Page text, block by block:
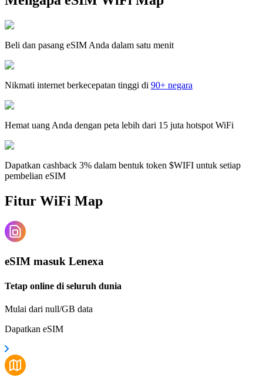
Beli dan pasang eSIM Anda dalam satu menit
Nikmati internet berkecepatan tinggi di 90+ negara
Hemat uang Anda dengan peta lebih dari 15 juta hotspot WiFi
Dapatkan cashback 3% dalam bentuk token $WIFI untuk setiap
pembelian eSIM
Fitur WiFi Map
eSIM masuk Lenexa
Tetap online di seluruh dunia
Mulai dari null/GB data
Dapatkan eSIM